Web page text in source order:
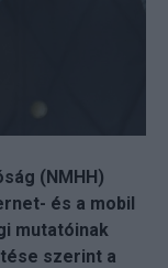
(NMHH)
és a mobil
mutatóinak
szerint a